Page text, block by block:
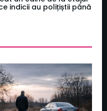
indicii au polițiștii până